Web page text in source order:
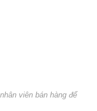
viên bán hàng để